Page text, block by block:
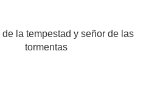
de la tempestad y señor de las
tormentas